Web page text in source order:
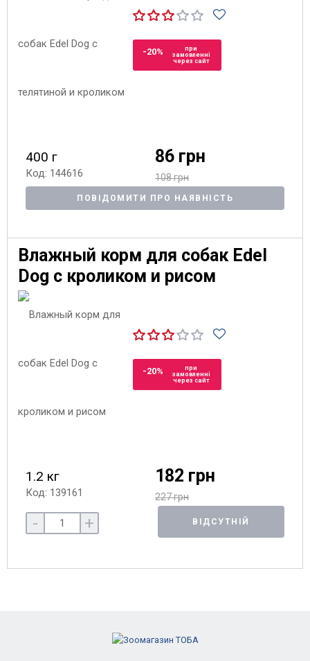
-20%
при
замовленні
через сайт
400 г
Код: 144616
86 грн
108 грн
ПОВІДОМИТИ ПРО НАЯВНІСТЬ
Влажный корм для собак Edel
Dog с кроликом и рисом
-20%
при
замовленні
через сайт
1.2 кг
Код: 139161
182 грн
227 грн
- + ВІДСУТНІЙ